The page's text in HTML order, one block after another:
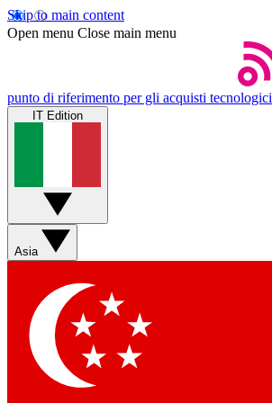
Skip to main content
Open menu Close main menu
punto di riferimento per gli acquisti tecnologici
IT Edition
Asia